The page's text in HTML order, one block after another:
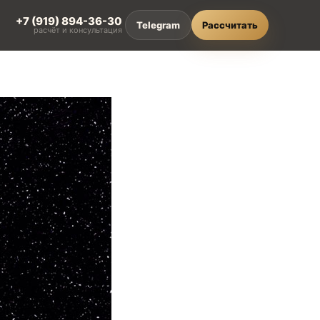
из HPL compact
и влагостойкие
HPL compact
и декоры Crown Decor
+7 (919) 894-36-30
расчёт и консультация Telegram Рассчитать